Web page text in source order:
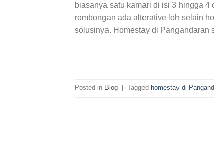
biasanya satu kamari di isi 3 hingga
rombongan ada alterative loh selain
solusinya. Homestay di
Posted in Blog Tagged homestay di